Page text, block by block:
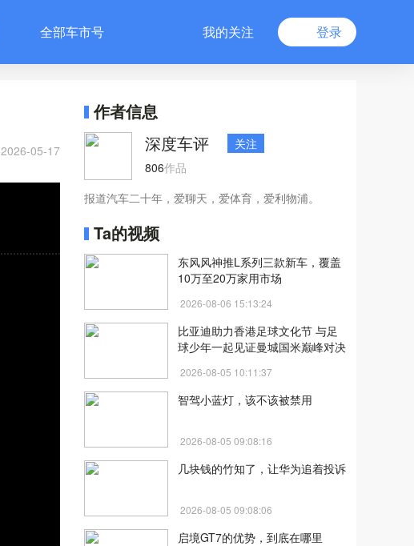
全部车市号 我的关注 登录
2026-05-17
作者信息
深度车评
关注
806作品
报道汽车二十年，爱聊天，爱体育，爱利物浦。
Ta的视频
东风风神推L系列三款新车，覆盖
10万至20万家用市场
2026-08-06 15:13:24
比亚迪助力香港足球文化节 与足
球少年一起见证曼城国米巅峰对决
2026-08-05 10:11:37
智驾小蓝灯，该不该被禁用
2026-08-05 09:08:16
几块钱的竹知了，让华为追着投诉
2026-08-05 09:08:06
启境GT7的优势，到底在哪里